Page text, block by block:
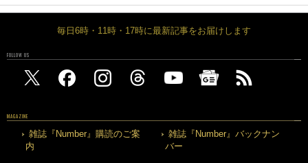
毎日6時・11時・17時に最新記事をお届けします
FOLLOW US
MAGAZINE
雑誌『Number』購読のご案
内
雑誌『Number』バックナン
バー